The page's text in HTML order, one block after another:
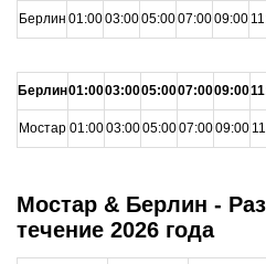
Берлин 01:0003:0005:0007:0009:00
Берлин01:0003:0005:0007:0009:00
Мостар 01:0003:0005:0007:0009:00
Мостар & Берлин -
течение 2026 года